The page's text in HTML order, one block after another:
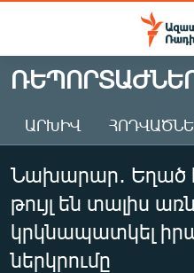
Մատչելիության
Անցնել
հիմնական
Անցնել
հիմնական
մենյուին
ԱԶԱՏՈՒԹՅՈՒՆ TV
ՀԱՅԱՍՏԱՆ
ԸՆՏՐՈՒԹՅՈՒՆՆԵՐ 2026
ԻՐԱՎՈՒՆՔ
ՀԱՍԱՐԱԿՈՒԹՅՈՒՆ
ԱՐԽԻՎ
Նախարար․ Եղած
թույլ են տալիս
կրկնապատկել
ներկրումը